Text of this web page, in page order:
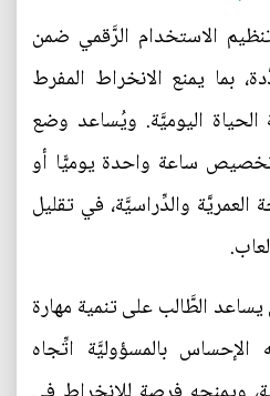
الاستخدام الرَّقمي ضمن
بما يمنع الانخراط المفرط
الحياة اليوميَّة. ويُساعد وضع
ساعة واحدة يوميًّا أو
والدِّراسيَّة، في تقليل
الطَّالب على تنمية مهارة
الإحساس بالمسؤوليَّة اتِّجاه